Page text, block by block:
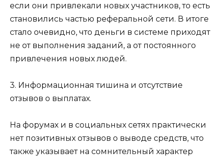
если они привлекали новых участников, то есть
становились частью реферальной сети. В итоге
стало очевидно, что деньги в системе приходят
не от выполнения заданий, а от постоянного
привлечения новых людей.
3. Информационная тишина и отсутствие
отзывов о выплатах.
На форумах и в социальных сетях практически
нет позитивных отзывов о выводе средств, что
также указывает на сомнительный характер